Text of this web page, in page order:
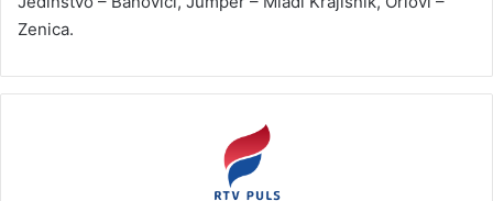
Zenica.